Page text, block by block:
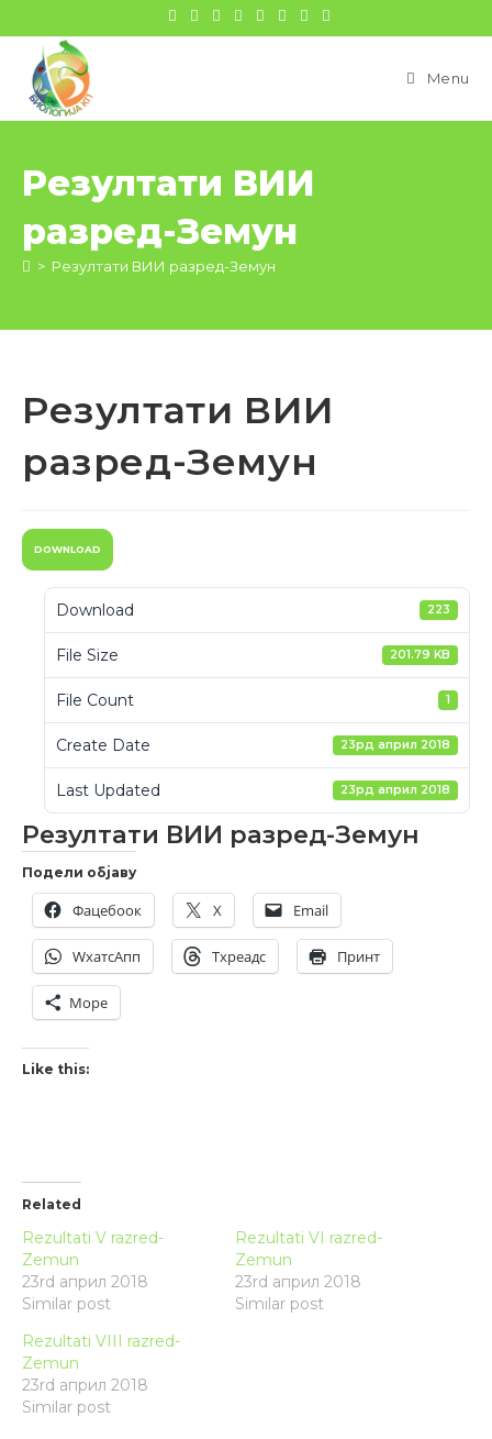
Menu
Резултати ВИИ
разред-Земун
> Резултати ВИИ разред-Земун
Резултати ВИИ
разред-Земун
DOWNLOAD
Download 223
File Size 201.79 KB
File Count 1
Create Date 23рд април 2018
Last Updated 23рд април 2018
Резултати ВИИ разред-Земун
Подели објаву
Фацебоок X Email
WхатсАпп Тхреадс Принт
Море
Like this:
Related
Rezultati V razred-
Zemun
23rd април 2018
Similar post
Rezultati VI razred-
Zemun
23rd април 2018
Similar post
Rezultati VIII razred-
Zemun
23rd април 2018
Similar post